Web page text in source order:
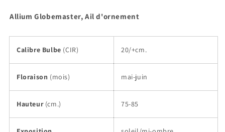
Allium Globemaster, Ail d'ornement
Calibre Bulbe (CIR) 20/+cm.
Floraison (mois) mai-juin
Hauteur (cm.) 75-85